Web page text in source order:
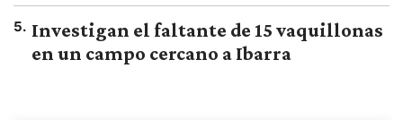
5. Investigan el faltante de 15 vaquillonas
en un campo cercano a Ibarra